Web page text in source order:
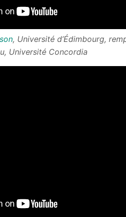
, Université d’Édimbourg,
Université Concordia